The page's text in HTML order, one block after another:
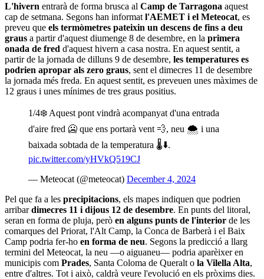
L'hivern entrarà de forma brusca al Camp de Tarragona aquest
cap de setmana. Segons han informat l'AEMET i el Meteocat, es
preveu que els termòmetres pateixin un descens de fins a deu
graus a partir d'aquest diumenge 8 de desembre, en la primera
onada de fred d'aquest hivern a casa nostra. En aquest sentit, a
partir de la jornada de dilluns 9 de desembre, les temperatures es
podrien apropar als zero graus, sent el dimecres 11 de desembre
la jornada més freda. En aquest sentit, es preveuen unes màximes de
12 graus i unes mínimes de tres graus positius.
1/4❄️ Aquest pont vindrà acompanyat d'una entrada
d'aire fred 🥶 que ens portarà vent 💨, neu 🌨️ i una
baixada sobtada de la temperatura 🌡️⬇️.
pic.twitter.com/yHVkQ519CJ
— Meteocat (@meteocat) December 4, 2024
Pel que fa a les precipitacions, els mapes indiquen que podrien
arribardimecres 11 i dijous 12 de desembre. En punts del litoral,
seran en forma de pluja, però en alguns punts de l'interior de les
comarques del Priorat, l'Alt Camp, la Conca de Barberà i el Baix
Camp podria fer-ho en forma de neu. Segons la predicció a llarg
termini del Meteocat, la neu —o aiguaneu— podria aparèixer en
municipis com Prades, Santa Coloma de Queralt o la Vilella Alta,
entre d'altres. Tot i això, caldrà veure l'evolució en els pròxims dies.